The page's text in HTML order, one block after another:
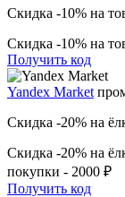
Скидка -10% на
Скидка -10% на
Получить код
Yandex Market
Скидка -20% на
Скидка -20% на
покупки - 2000 ₽
Получить код